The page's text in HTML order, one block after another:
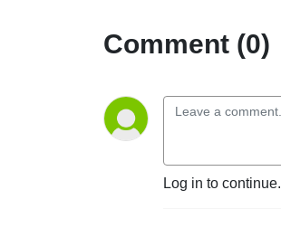
Comment (0)
Log in to continue.